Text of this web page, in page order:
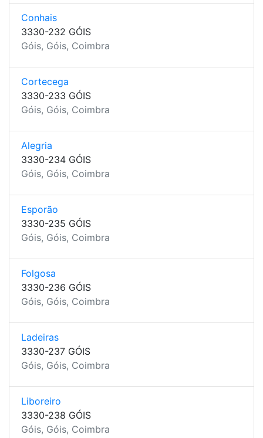
Conhais
3330-232 GÓIS
Góis, Góis, Coimbra
Cortecega
3330-233 GÓIS
Góis, Góis, Coimbra
Alegria
3330-234 GÓIS
Góis, Góis, Coimbra
Esporão
3330-235 GÓIS
Góis, Góis, Coimbra
Folgosa
3330-236 GÓIS
Góis, Góis, Coimbra
Ladeiras
3330-237 GÓIS
Góis, Góis, Coimbra
Liboreiro
3330-238 GÓIS
Góis, Góis, Coimbra